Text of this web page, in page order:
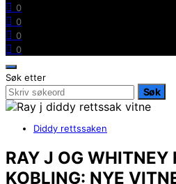
0
0
0
0
Søk etter
Søk
Diddy rettssaken
RAY J OG WHITNEY
KOBLING: NYE